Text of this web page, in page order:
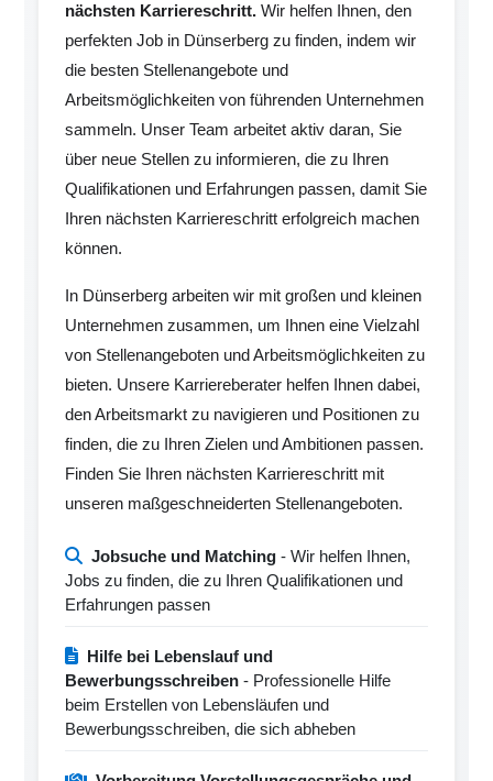
nächsten Karriereschritt. Wir helfen Ihnen, den
perfekten Job in Dünserberg zu finden, indem wir
die besten Stellenangebote und
Arbeitsmöglichkeiten von führenden Unternehmen
sammeln. Unser Team arbeitet aktiv daran, Sie
über neue Stellen zu informieren, die zu Ihren
Qualifikationen und Erfahrungen passen, damit Sie
Ihren nächsten Karriereschritt erfolgreich machen
können.
In Dünserberg arbeiten wir mit großen und kleinen
Unternehmen zusammen, um Ihnen eine Vielzahl
von Stellenangeboten und Arbeitsmöglichkeiten zu
bieten. Unsere Karriereberater helfen Ihnen dabei,
den Arbeitsmarkt zu navigieren und Positionen zu
finden, die zu Ihren Zielen und Ambitionen passen.
Finden Sie Ihren nächsten Karriereschritt mit
unseren maßgeschneiderten Stellenangeboten.
Jobsuche und Matching - Wir helfen Ihnen,
Jobs zu finden, die zu Ihren Qualifikationen und
Erfahrungen passen
Hilfe bei Lebenslauf und
Bewerbungsschreiben - Professionelle Hilfe
beim Erstellen von Lebensläufen und
Bewerbungsschreiben, die sich abheben